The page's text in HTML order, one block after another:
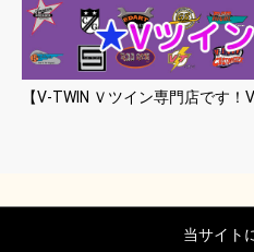
【V-TWIN Ｖツイン専門店です！
当サイト